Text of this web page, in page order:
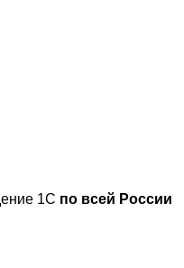
1С по всей России